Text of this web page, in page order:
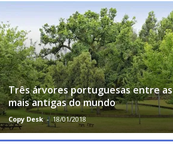
Três árvores portuguesas entre as
mais antigas do mundo
Copy Desk - 18/01/2018